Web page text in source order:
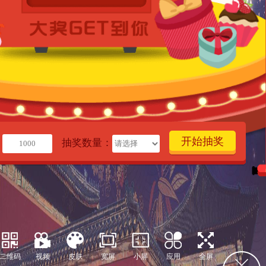
抽奖数量： 开始抽奖
维码 视频 皮肤 宽屏 小屏 应用 全屏